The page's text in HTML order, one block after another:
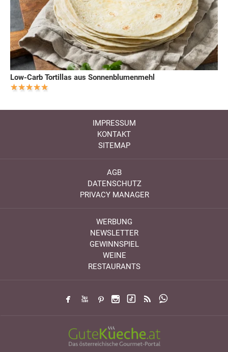
Low-Carb Tortillas aus Sonnenblumenmehl
IMPRESSUM
KONTAKT
SITEMAP
AGB
DATENSCHUTZ
PRIVACY MANAGER
WERBUNG
NEWSLETTER
GEWINNSPIEL
WEINE
RESTAURANTS